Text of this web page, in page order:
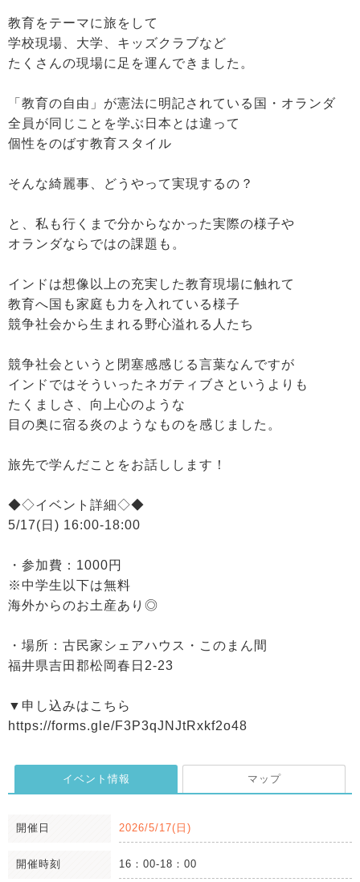
教育をテーマに旅をして
学校現場、大学、キッズクラブなど
たくさんの現場に足を運んできました。
「教育の自由」が憲法に明記されている国・オランダ
全員が同じことを学ぶ日本とは違って
個性をのばす教育スタイル
そんな綺麗事、どうやって実現するの？
と、私も行くまで分からなかった実際の様子や
オランダならではの課題も。
インドは想像以上の充実した教育現場に触れて
教育へ国も家庭も力を入れている様子
競争社会から生まれる野心溢れる人たち
競争社会というと閉塞感感じる言葉なんですが
インドではそういったネガティブさというよりも
たくましさ、向上心のような
目の奥に宿る炎のようなものを感じました。
旅先で学んだことをお話しします！
◆◇イベント詳細◇◆
5/17(日) 16:00-18:00
・参加費：1000円
※中学生以下は無料
海外からのお土産あり◎
・場所：古民家シェアハウス・このまん間
福井県吉田郡松岡春日2-23
▼申し込みはこちら
https://forms.gle/F3P3qJNJtRxkf2o48
イベント情報 マップ
開催日 2026/5/17(日)
開催時刻 16：00-18：00